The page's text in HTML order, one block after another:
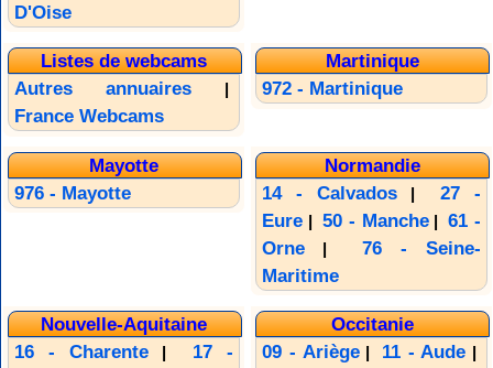
D'Oise
Listes de webcams
Autres annuaires |
France Webcams
Martinique
972 - Martinique
Mayotte
976 - Mayotte
Normandie
14 - Calvados|27 -
Eure |50 - Manche|61 -
Orne |76 - Seine-
Maritime
Nouvelle-Aquitaine
16 - Charente| 17 -
Occitanie
09 - Ariège| 11 - Aude |